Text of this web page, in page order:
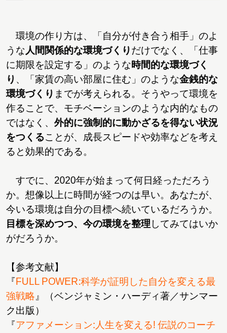
環境の作り方は、「自分が付き合う相手」のよ
うな 人間関係的な環境づくり だけでなく、「仕事
に期限を設定する」のような時間的な環境づく
り
、「家賃の高い部屋に住む」のような金銭的な
環境づくり までが考えられる。そうやって環境を
作ることで、モチベーションのような内的なもの
ではなく、 外的に強制的に動かざるを得ない状況
をつくることが、成長スピードや効率などを考え
ると効果的である。
すでに、2020年が始まって何日経っただろう
か。想像以上に時間が経つのは早い。あなたが、
今いる環境は自分の目標へ続いているだろうか。
目標を深めつつ、今の環境を整理 してみてはいか
がだろうか。
【参考文献】
『FULL POWER:科学が証明した自分を変える最
強戦略 』（ベンジャミン・ハーディ著／サンマー
ク出版）
『アファメーション:人生を変える! 伝説のコーチ